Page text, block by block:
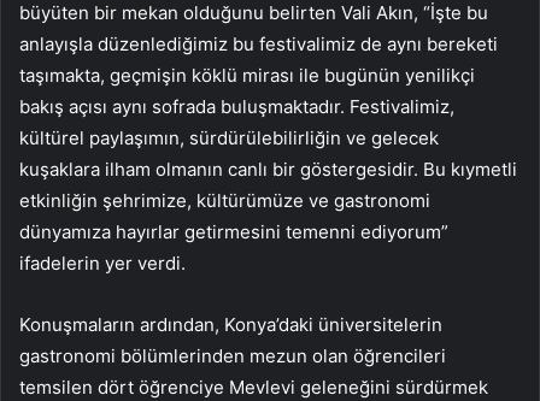
büyüten bir mekan olduğunu belirten Vali Akın, “İşte bu
anlayışla düzenlediğimiz bu festivalimiz de aynı bereketi
taşımakta, geçmişin köklü mirası ile bugünün yenilikçi
bakış açısı aynı sofrada buluşmaktadır. Festivalimiz,
kültürel paylaşımın, sürdürülebilirliğin ve gelecek
kuşaklara ilham olmanın canlı bir göstergesidir. Bu kıymetli
etkinliğin şehrimize, kültürümüze ve gastronomi
dünyamıza hayırlar getirmesini temenni ediyorum”
ifadelerin yer verdi.
Konuşmaların ardından, Konya’daki üniversitelerin
gastronomi bölümlerinden mezun olan öğrencileri
temsilen dört öğrenciye Mevlevi geleneğini sürdürmek